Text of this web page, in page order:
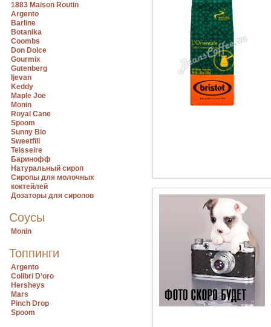
1883 Maison Routin
Argento
Barline
Botanika
Coombs
Don Dolce
Gourmix
Gutenberg
Ijevan
Keddy
Maple Joe
Monin
Royal Cane
Spoom
Sunny Bio
Sweetfill
Teisseire
Баринофф
Натуральный сироп
Сиропы для молочных
коктейлей
Дозаторы для сиропов
Соусы
Monin
Топпинги
Argento
Colibri D’oro
Hersheys
Mars
Pinch Drop
Spoom